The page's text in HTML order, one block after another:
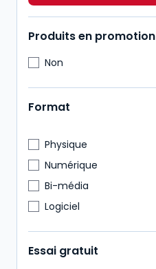
Immobilier
Produits en promotion
Non
Format
Physique
Numérique
Bi-média
Logiciel
Essai gratuit